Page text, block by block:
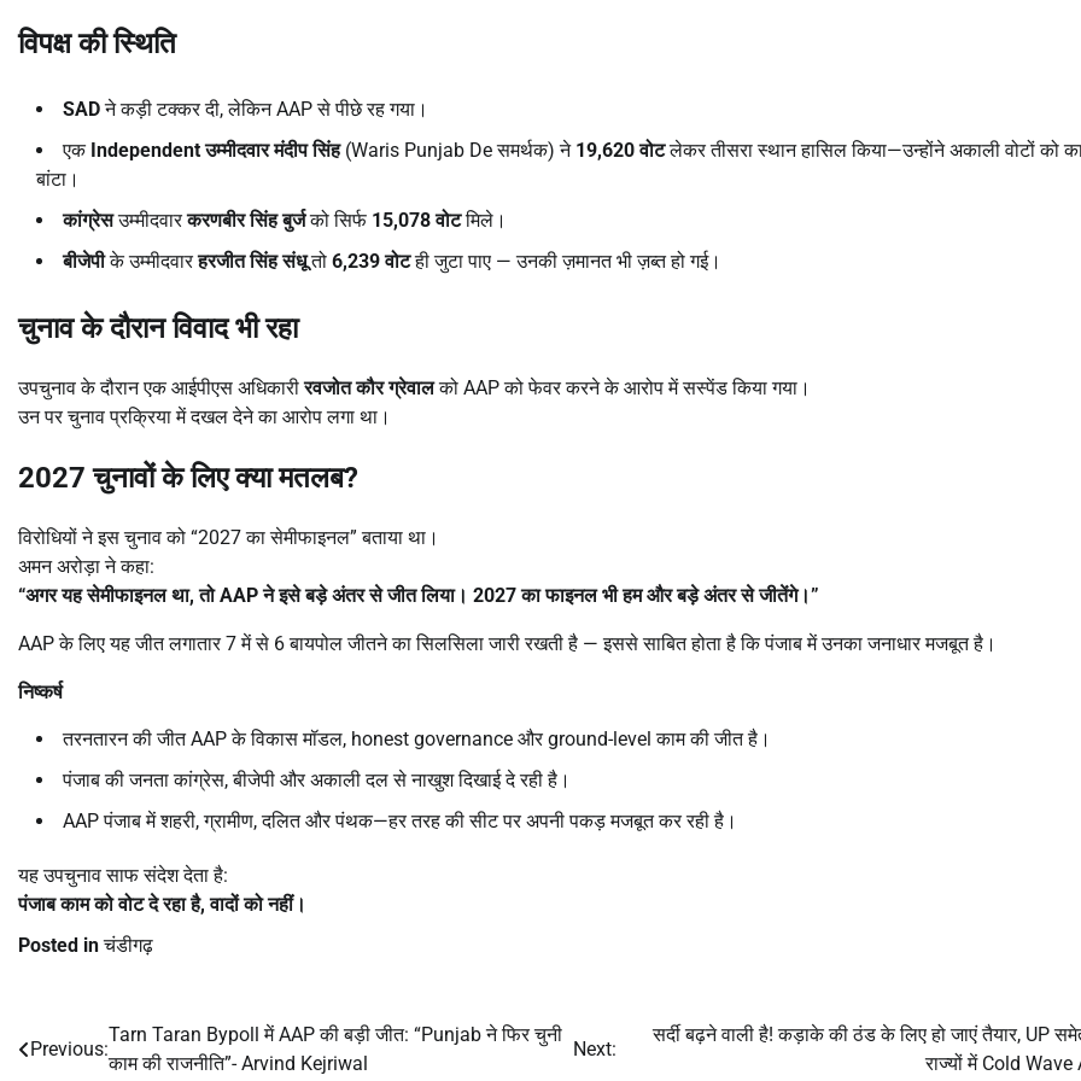
विपक्ष की स्थिति
SADने कड़ी टक्कर दी, लेकिन AAP से पीछे रह गया।
एक Independentउम्मीदवार मंदीप सिंह(Waris Punjab De समर्थक) ने 19,620वोटलेकर तीसरा स्थान हासिल किया—उन्होंने अकाली वोटों को
बांटा।
कांग्रेसउम्मीदवारकरणबीर सिंह बुर्जको सिर्फ 15,078वोटमिले।
बीजेपीके उम्मीदवारहरजीत सिंह संधूतो 6,239वोटही जुटा पाए — उनकी ज़मानत भी ज़ब्त हो गई।
चुनाव के दौरान विवाद भी रहा
उपचुनाव के दौरान एक आईपीएस अधिकारीरवजोत कौर ग्रेवालको AAP को फेवर करने के आरोप में सस्पेंड किया गया।
उन पर चुनाव प्रक्रिया में दखल देने का आरोप लगा था।
2027 चुनावों के लिए क्या मतलब?
विरोधियों ने इस चुनाव को “2027 का सेमीफाइनल” बताया था।
अमन अरोड़ा ने कहा:
“अगर यह सेमीफाइनल था,तोAAPने इसे बड़े अंतर से जीत लिया। 2027का फाइनल भी हम और बड़े अंतर से जीतेंगे।”
AAP के लिए यह जीत लगातार 7 में से 6 बायपोल जीतने का सिलसिला जारी रखती है — इससे साबित होता है कि पंजाब में उनका जनाधार मजबूत है।
निष्कर्ष
तरनतारन की जीत AAP के विकास मॉडल, honest governance और ground-level काम की जीत है।
पंजाब की जनता कांग्रेस, बीजेपी और अकाली दल से नाखुश दिखाई दे रही है।
AAP पंजाब में शहरी, ग्रामीण, दलित और पंथक—हर तरह की सीट पर अपनी पकड़ मजबूत कर रही है।
यह उपचुनाव साफ संदेश देता है:
पंजाब काम को वोट दे रहा है,वादों को नहीं।
Posted inचंडीगढ़
Post
Previous:
Tarn Taran Bypoll में AAP की बड़ी जीत: “Punjab ने फिर चुनी
काम की राजनीति”- Arvind Kejriwal
Next:
सर्दी बढ़ने वाली है! कड़ाके की ठंड के लिए हो जाएं तैयार, UP
राज्यों में Cold Wave